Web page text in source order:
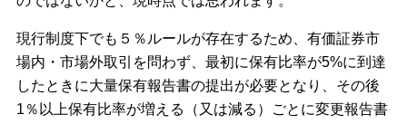
現行制度下でも５％ルールが存在するため、有価証券市
場内・市場外取引を問わず、最初に保有比率が5%に到達
したときに大量保有報告書の提出が必要となり、その後
1％以上保有比率が増える（又は減る）ごとに変更報告書